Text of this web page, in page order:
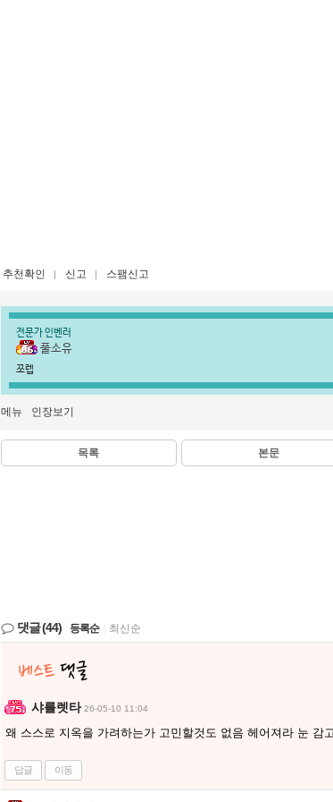
추천확인 신고 스팸신고
전문가 인벤러
풀소유
쪼렙
메뉴 인장보기
목록 본문
댓글(44) 등록순 최신순
샤를렛타 26-05-10 11:04
왜 스스로 지옥을 가려하는가 고민할것도 없음 헤어져라 눈 감
답글 이동